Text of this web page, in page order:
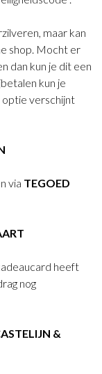
maar kan
shop. Mocht er
dan kun je dit een
kun je
optie verschijnt
via TEGOED
heeft
nog
&